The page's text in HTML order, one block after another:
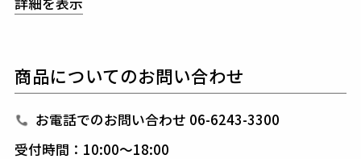
シルエットと着用感は
ンス全体のゆとり分量すべてを計算、
シルエットが生み出されています。
ジャケットは裏地無しの一枚仕立てで清涼感に溢れ、
商品についてのお問い合わせ
お電話でのお問い合わせ 06-6243-3300
受付時間：10:00～18:00